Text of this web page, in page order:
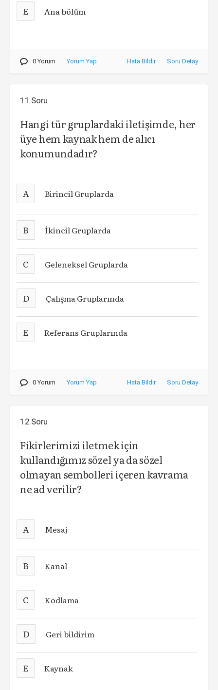
E Ana bölüm
0 Yorum Yorum Yap Hata Bildir Soru Detay
11.Soru
Hangi tür gruplardaki iletişimde, her
üye hem kaynak hem de alıcı
konumundadır?
A Birincil Gruplarda
B İkincil Gruplarda
C Geleneksel Gruplarda
D Çalışma Gruplarında
E Referans Gruplarında
0 Yorum Yorum Yap Hata Bildir Soru Detay
12.Soru
Fikirlerimizi iletmek için
kullandığımız sözel ya da sözel
olmayan sembolleri içeren kavrama
ne ad verilir?
A Mesaj
B Kanal
C Kodlama
D Geri bildirim
E Kaynak